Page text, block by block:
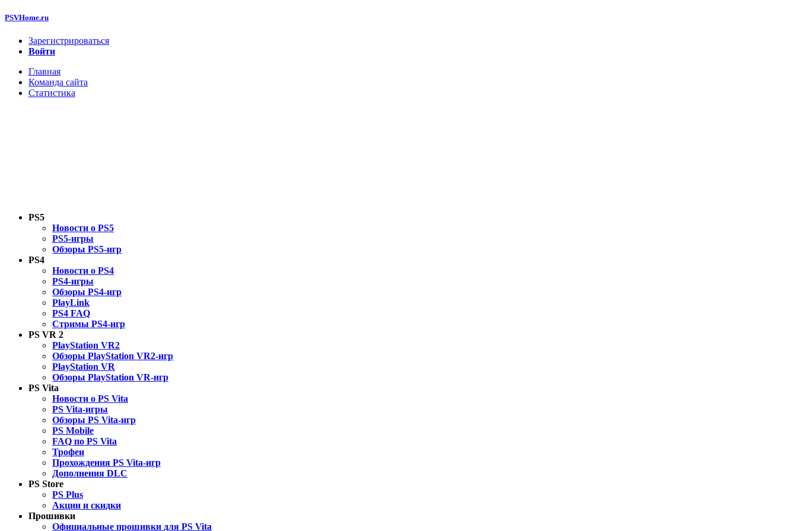
PSVHome.ru
Зарегистрироваться
Войти
Главная
Команда сайта
Статистика
PS5
Новости о PS5
PS5-игры
Обзоры PS5-игр
PS4
Новости о PS4
PS4-игры
Обзоры PS4-игр
PlayLink
PS4 FAQ
Стримы PS4-игр
PS VR 2
PlayStation VR2
Обзоры PlayStation VR2-игр
PlayStation VR
Обзоры PlayStation VR-игр
PS Vita
Новости о PS Vita
PS Vita-игры
Обзоры PS Vita-игр
PS Mobile
FAQ по PS Vita
Трофеи
Прохождения PS Vita-игр
Дополнения DLC
PS Store
PS Plus
Акции и скидки
Прошивки
Официальные прошивки для PS Vita